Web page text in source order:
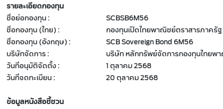
รายละเอียดกองทุน
ชื่อย่อกองทุน :
SCBSB6M56
ชื่อกองทุน (ไทย) :
กองทุนเปิดไทยพาณิชย์ตราสารภาครัฐ
ชื่อกองทุน (อังกฤษ) :
SCB Sovereign Bond 6M56
บริษัทจัดการ :
บริษัท หลักทรัพย์จัดการกองทุนไทยพ
วันที่อนุมัติจัดตั้ง :
1 ตุลาคม 2568
วันที่จดทะเบียน :
20 ตุลาคม 2568
ข้อมูลหนังสือชี้ชวน